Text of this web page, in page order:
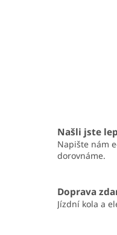
Našli jste
Napište nám
dorovnáme.
Doprava
Jízdní kola a